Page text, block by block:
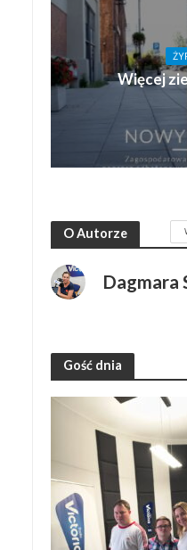
Więcej
O Autorze
Dagmara
Gość dnia